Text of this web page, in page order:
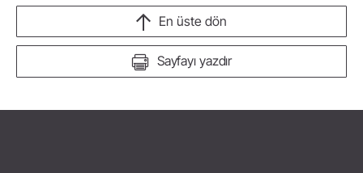
Sayfayı yazdır
En üste dön